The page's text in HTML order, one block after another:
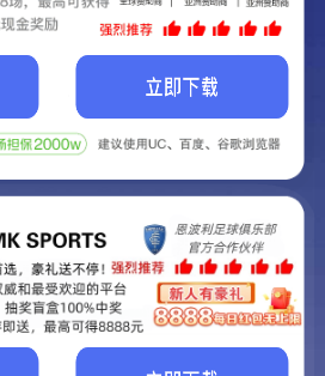
将上线啦...
网站正在建设.
非常棒的网站.
联系我们!